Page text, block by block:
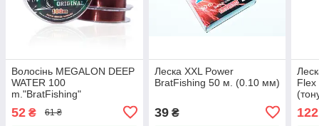
Волосінь MEGALON DEEP
WATER 100
m."BratFishing"
52 ₴ 61 ₴
Леска XXL Power
BratFishing 50 м. (0.10 мм)
39₴ 122